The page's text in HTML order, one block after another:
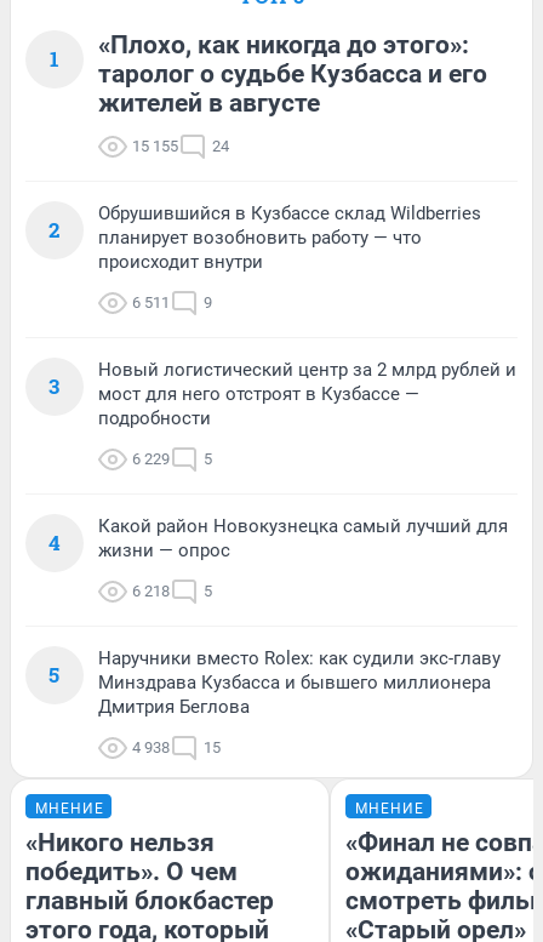
1
«Плохо, как никогда до этого»:
таролог о судьбе Кузбасса и его
жителей в августе
15 155 24
2
Обрушившийся в Кузбассе склад Wildberries
планирует возобновить работу — что
происходит внутри
6 511 9
3
Новый логистический центр за 2 млрд рублей и
мост для него отстроят в Кузбассе —
подробности
6 229 5
4
Какой район Новокузнецка самый лучший для
жизни — опрос
6 218 5
5
Наручники вместо Rolex: как судили экс-главу
Минздрава Кузбасса и бывшего миллионера
Дмитрия Беглова
4 938 15
МНЕНИЕ
«Никого нельзя
победить». О чем
главный блокбастер
этого года, который
МНЕНИЕ
«Финал не
ожиданиями»:
смотреть
«Старый орел»